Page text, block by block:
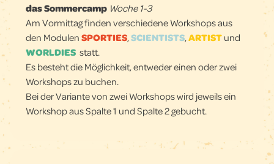
das Sommercamp Woche 1-3
Am Vormittag finden verschiedene Workshops aus
den ModulenSPORTIES,SCIENTISTS,ARTISTund
WORLDIES statt.
Es besteht die Möglichkeit, entweder einen oder zwei
Workshops zu buchen.
Bei der Variante von zwei Workshops wird jeweils ein
Workshop aus Spalte 1 und Spalte 2 gebucht.